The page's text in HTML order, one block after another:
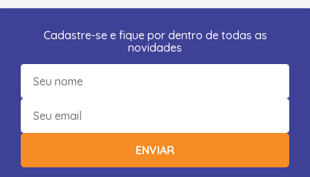
Cadastre-se e fique por dentro de todas as
novidades
ENVIAR